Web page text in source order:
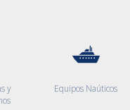
y
Equipos Naúticos